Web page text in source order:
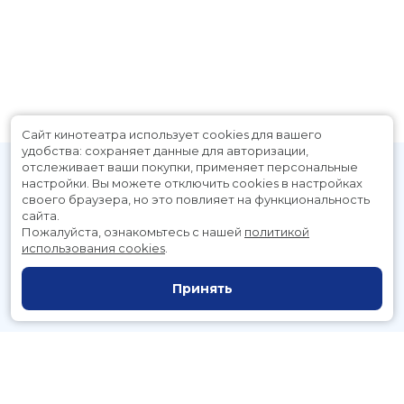
Расписание
Скоро в кино
Служба поддержки
Сайт кинотеатра использует cookies для вашего
удобства: сохраняет данные для авторизации,
отслеживает ваши покупки, применяет персональные
настройки. Вы можете отключить cookies в настройках
своего браузера, но это повлияет на функциональность
сайта.
Пожалуйста, ознакомьтесь с нашей политикой
использования cookies
Принять